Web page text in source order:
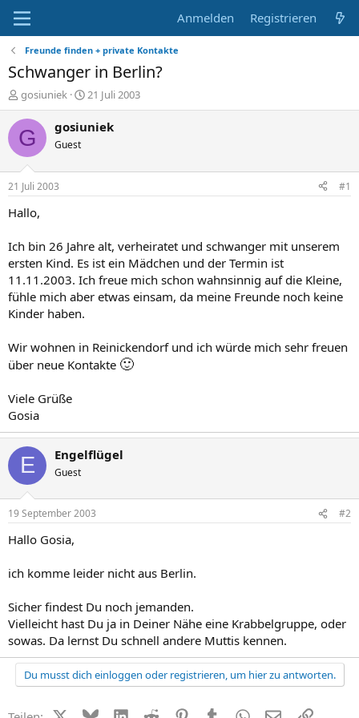
Anmelden Registrieren
Freunde finden + private Kontakte
Schwanger in Berlin?
E
r
s
t
e
r
gosiuniek
E
r
s
t
21 Juli 2003
G gosiuniek
Guest
21 Juli 2003 #1
Hallo,
Ich bin 26 Jahre alt, verheiratet und schwanger mit unserem
ersten Kind. Es ist ein Mädchen und der Termin ist
11.11.2003. Ich freue mich schon wahnsinnig auf die Kleine,
fühle mich aber etwas einsam, da meine Freunde noch keine
Kinder haben.
Wir wohnen in Reinickendorf und ich würde mich sehr freuen
über neue Kontakte 🙂
Viele Grüße
Gosia
E Engelflügel
Guest
19 September 2003 #2
Hallo Gosia,
ich komme leider nicht aus Berlin.
Sicher findest Du noch jemanden.
Vielleicht hast Du ja in Deiner Nähe eine Krabbelgruppe, oder
sowas. Da lernst Du schnell andere Muttis kennen.
Du musst dich einloggen oder registrieren, um hier zu antworten.
X (Twitter)
BlueskyLinkedIn
Reddit PinterestTumblr WhatsApp
E-MailLink